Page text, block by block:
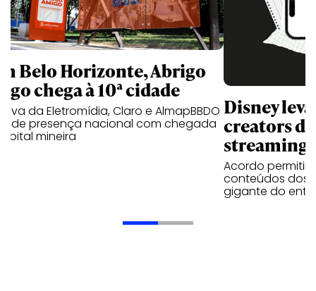
Belo Horizonte, Abrigo
chega à 10ª cidade
da Eletromídia, Claro e AlmapBBDO
presença nacional com chegada
mineira
Disney
creators
streaming
Acordo
conteúdos dos
gigante do